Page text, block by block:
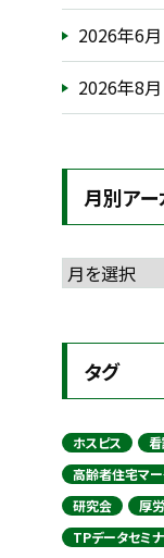
2026年6月
2026年8月
月別アー
タグ
ホスピス
高齢者住宅マー
研究会
厚
TPデータセミ